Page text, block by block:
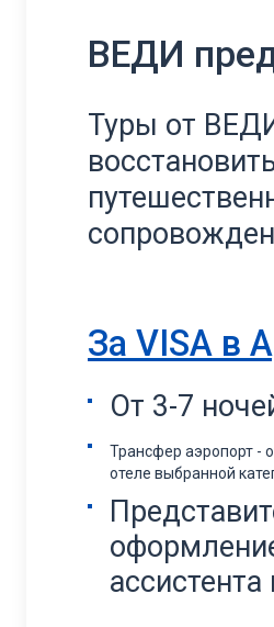
ВЕДИ
Туры от
За VISA в
От 3-7
Трансфер аэропорт -
отеле выбранной